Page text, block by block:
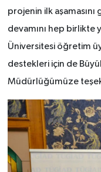
projenin ilk
devamını hep birlikte
Üniversitesi öğretim
destekleri için de
Müdürlüğümüze